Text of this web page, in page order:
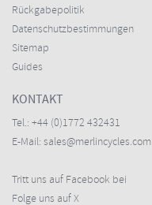
Rückgabepolitik
Datenschutzbestimmungen
Sitemap
Guides
KONTAKT
Tel.: +44 (0)1772 432431
E-Mail: sales@merlincycles.com
Tritt uns auf Facebook bei
Folge uns auf X